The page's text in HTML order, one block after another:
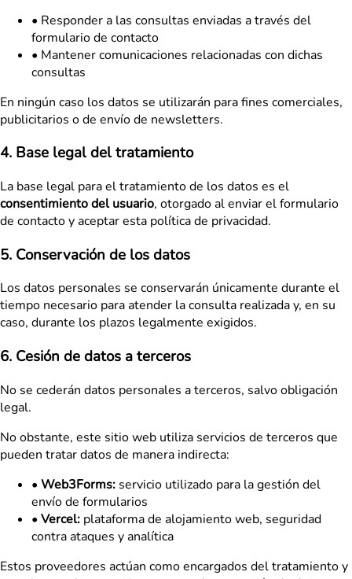
• Responder a las consultas enviadas a través del
formulario de contacto
• Mantener comunicaciones relacionadas con dichas
consultas
En ningún caso los datos se utilizarán para fines comerciales,
publicitarios o de envío de newsletters.
4. Base legal del tratamiento
La base legal para el tratamiento de los datos es el
consentimiento del usuario, otorgado al enviar el formulario
de contacto y aceptar esta política de privacidad.
5. Conservación de los datos
Los datos personales se conservarán únicamente durante el
tiempo necesario para atender la consulta realizada y, en su
caso, durante los plazos legalmente exigidos.
6. Cesión de datos a terceros
No se cederán datos personales a terceros, salvo obligación
legal.
No obstante, este sitio web utiliza servicios de terceros que
pueden tratar datos de manera indirecta:
• Web3Forms: servicio utilizado para la gestión del
envío de formularios
• Vercel: plataforma de alojamiento web, seguridad
contra ataques y analítica
Estos proveedores actúan como encargados del tratamiento y